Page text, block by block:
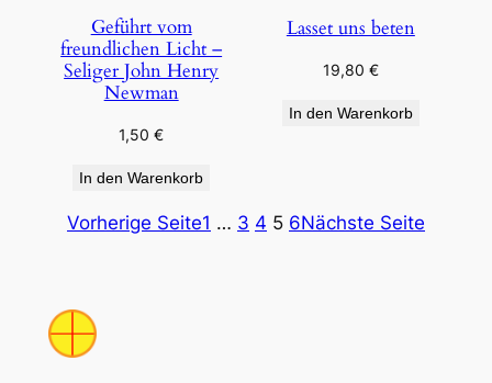
Geführt vom
freundlichen Licht –
Seliger John Henry
Newman
1,50€
In den Warenkorb
Lasset uns beten
19,80 €
In den Warenkorb
Vorherige Seite1 … 3 4 5 6Nächste Seite